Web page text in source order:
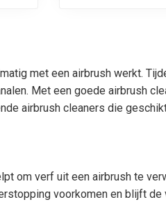
met een airbrush werkt.
Met een goede airbrush
airbrush cleaners die
om verf uit een airbrush te
voorkomen en blijft de